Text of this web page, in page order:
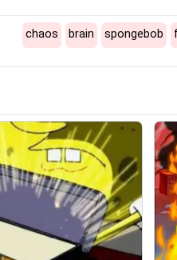
spongebob
brain
chaos